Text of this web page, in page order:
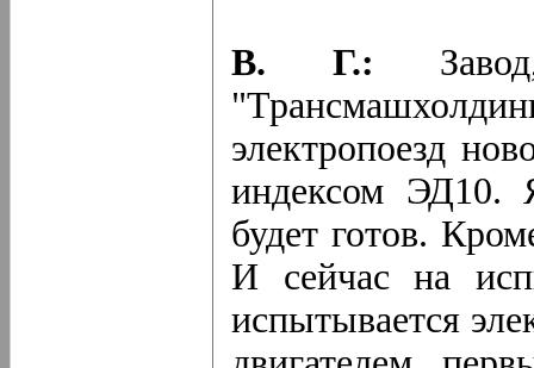
В. Г.:
электропоезд
индексом ЭД10.
будет готов.
И сейчас на
испытывается